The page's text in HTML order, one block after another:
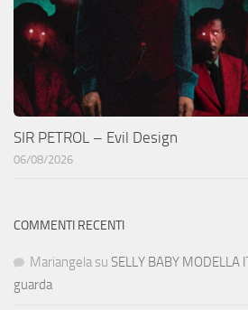
SIR PETROL – Evil Design
06/08/2026
COMMENTI RECENTI
Mariangela su SELLY BABY
guarda